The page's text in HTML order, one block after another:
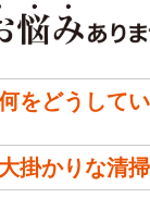
をどうして
掛かりな清掃